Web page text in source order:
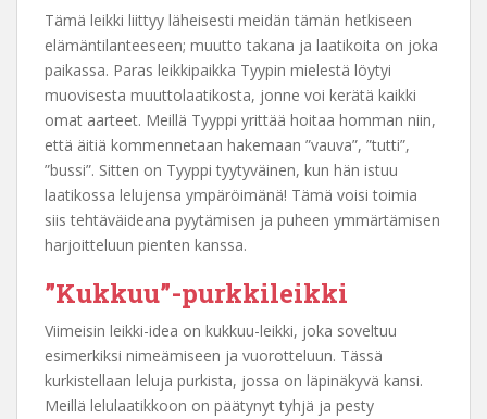
Tämä leikki liittyy läheisesti meidän tämän hetkiseen
elämäntilanteeseen; muutto takana ja laatikoita on joka
paikassa. Paras leikkipaikka Tyypin mielestä löytyi
muovisesta muuttolaatikosta, jonne voi kerätä kaikki
omat aarteet. Meillä Tyyppi yrittää hoitaa homman niin,
että äitiä kommennetaan hakemaan ”vauva”, ”tutti”,
”bussi”. Sitten on Tyyppi tyytyväinen, kun hän istuu
laatikossa lelujensa ympäröimänä! Tämä voisi toimia
siis tehtäväideana pyytämisen ja puheen ymmärtämisen
harjoitteluun pienten kanssa.
”Kukkuu”-purkkileikki
Viimeisin leikki-idea on kukkuu-leikki, joka soveltuu
esimerkiksi nimeämiseen ja vuorotteluun. Tässä
kurkistellaan leluja purkista, jossa on läpinäkyvä kansi.
Meillä lelulaatikkoon on päätynyt tyhjä ja pesty